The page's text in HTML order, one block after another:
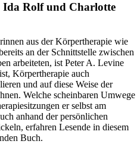
Ida Rolf und Charlotte
aus der Körpertherapie wie
an der Schnittstelle zwischen
arbeiteten, ist Peter A. Levine
Körpertherapie auch
und auf diese Weise der
Welche scheinbaren Umwege
er selbst am
anhand der persönlichen
erfahren Lesende in diesem
Buch.